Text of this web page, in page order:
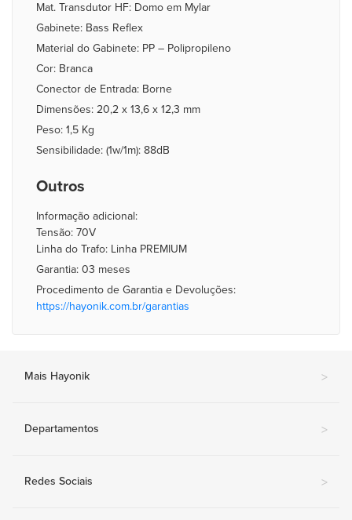
Mat. Transdutor HF: Domo em Mylar
Gabinete: Bass Reflex
Material do Gabinete: PP – Polipropileno
Cor: Branca
Conector de Entrada: Borne
Dimensões: 20,2 x 13,6 x 12,3 mm
Peso: 1,5 Kg
Sensibilidade: (1w/1m): 88dB
Outros
Informação adicional:
Tensão: 70V
Linha do Trafo: Linha PREMIUM
Garantia: 03 meses
Procedimento de Garantia e Devoluções:
https://hayonik.com.br/garantias
Mais Hayonik >
Departamentos >
Redes Sociais >